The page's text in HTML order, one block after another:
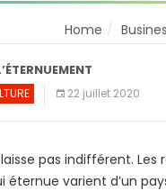
Home
22 juillet 2020
pas indifférent. Les
éternue varient d’un